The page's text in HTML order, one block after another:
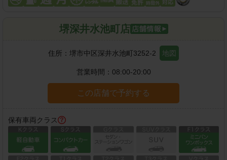
堺深井水池町店
住所： 堺市中区深井水池町3252-2 地図
営業時間： 08:00-20:00
この店舗で予約する
保有車両クラス